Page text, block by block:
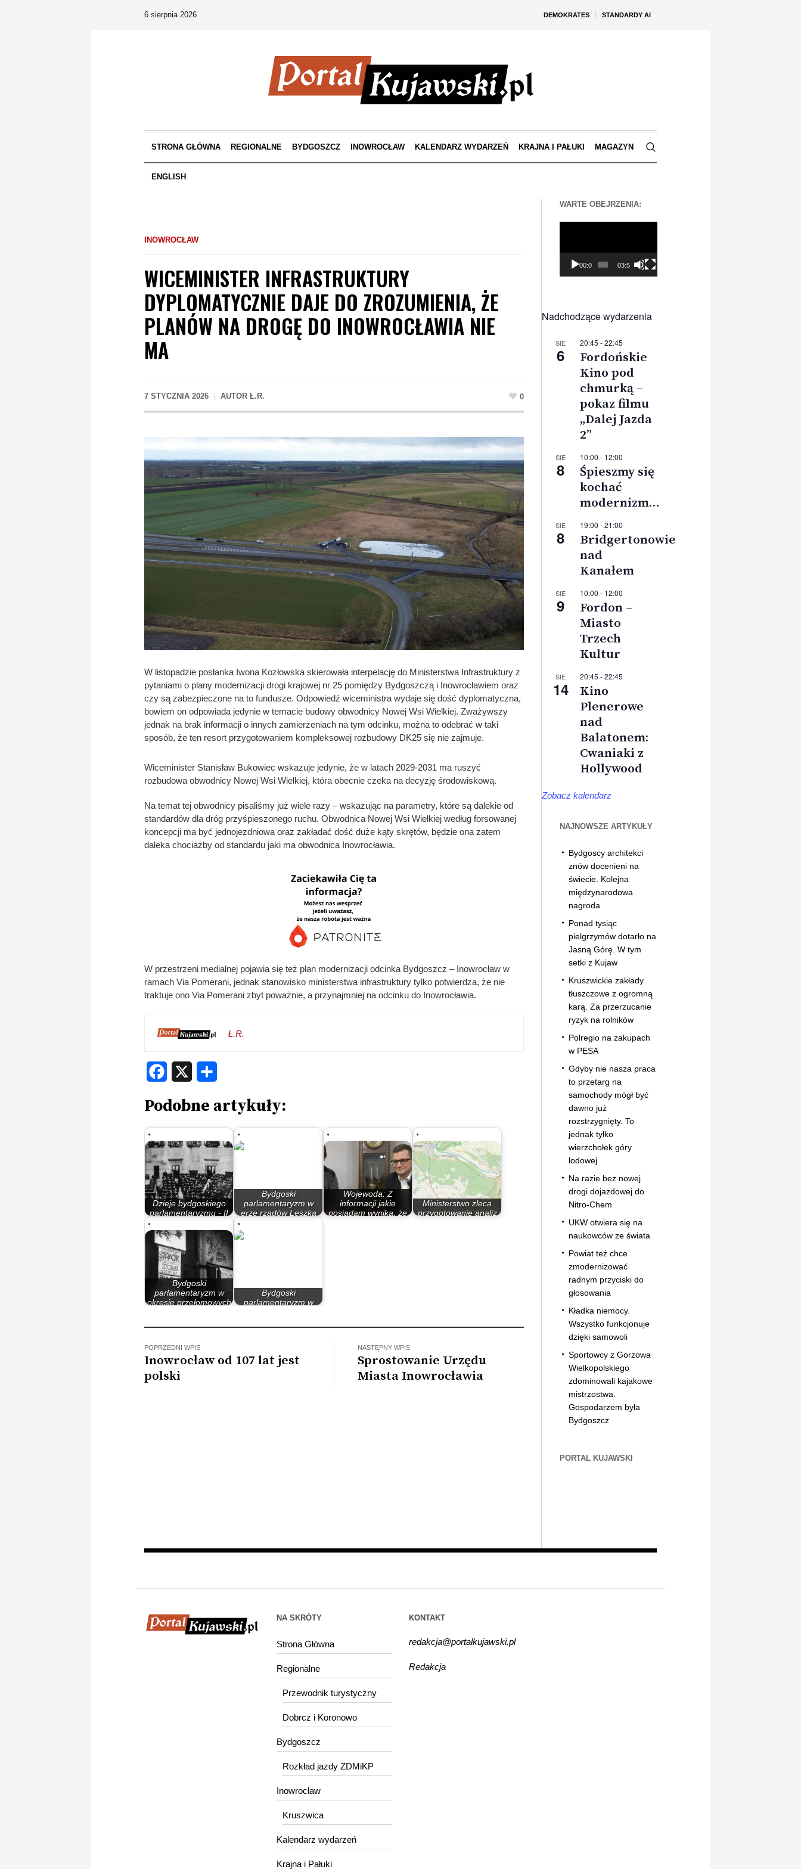
DEMOKRATES STANDARDY AI
6 sierpnia 2026
STRONA GŁÓWNA REGIONALNE BYDGOSZCZ INOWROCŁAW KALENDARZ WYDARZEŃ KRAJNA I PAŁUKI MAGAZYN
ENGLISH
INOWROCŁAW
WICEMINISTER INFRASTRUKTURY
DYPLOMATYCZNIE DAJE DO ZROZUMIENIA, ŻE
PLANÓW NA DROGĘ DO INOWROCŁAWIA NIE
MA
7 STYCZNIA 2026 AUTOR Ł.R. 0
W listopadzie posłanka Iwona Kozłowska skierowała interpelację do Ministerstwa Infrastruktury z
pytaniami o plany modernizacji drogi krajowej nr 25 pomiędzy Bydgoszczą i Inowrocławiem oraz
czy są zabezpieczone na to fundusze. Odpowiedź wiceministra wydaje się dość dyplomatyczna,
bowiem on odpowiada jedynie w temacie budowy obwodnicy Nowej Wsi Wielkiej. Zważywszy
jednak na brak informacji o innych zamierzeniach na tym odcinku, można to odebrać w taki
sposób, że ten resort przygotowaniem kompleksowej rozbudowy DK25 się nie zajmuje.
Wiceminister Stanisław Bukowiec wskazuje jedynie, że w latach 2029-2031 ma ruszyć
rozbudowa obwodnicy Nowej Wsi Wielkiej, która obecnie czeka na decyzję środowiskową.
Na temat tej obwodnicy pisaliśmy już wiele razy – wskazując na parametry, które są dalekie od
standardów dla dróg przyśpieszonego ruchu. Obwodnica Nowej Wsi Wielkiej według forsowanej
koncepcji ma być jednojezdniowa oraz zakładać dość duże kąty skrętów, będzie ona zatem
daleka chociażby od standardu jaki ma obwodnica Inowrocławia.
W przestrzeni medialnej pojawia się też plan modernizacji odcinka Bydgoszcz – Inowrocław w
ramach Via Pomerani, jednak stanowisko ministerstwa infrastruktury tylko potwierdza, że nie
traktuje ono Via Pomerani zbyt poważnie, a przynajmniej na odcinku do Inowrocławia.
Ł.R.
Facebook
Podobne artykuły:
Dzieje bydgoskiego
parlamentaryzmu - II
Bydgoski
parlamentaryzm w
erze rządów Leszka
Wojewoda: Z
informacji jakie
posiadam wynika, że
Ministerstwo zleca
przygotowanie analiz
Bydgoski
parlamentaryzm w
okresie przełomowych
Bydgoski
parlamentaryzm w
POPRZEDNI WPIS
Inowrocław od 107 lat jest
polski
NASTĘPNY WPIS
Sprostowanie Urzędu
Miasta Inowrocławia
WARTE OBEJRZENIA:
00:00 03:56
Nadchodzące wydarzenia
SIE
6
20:45 -22:45
Fordońskie
Kino pod
chmurką –
pokaz filmu
„Dalej Jazda
2”
SIE
8
10:00 - 12:00
Śpieszmy się
kochać
modernizm…
SIE
8
19:00 -21:00
Bridgertonowie
nad
Kanałem
SIE
9
10:00 - 12:00
Fordon –
Miasto
Trzech
Kultur
SIE
14
20:45 -22:45
Kino
Plenerowe
nad
Balatonem:
Cwaniaki z
Hollywood
Zobacz kalendarz
NAJNOWSZE ARTYKUŁY
Bydgoscy architekci
znów docenieni na
świecie. Kolejna
międzynarodowa
nagroda
Ponad tysiąc
pielgrzymów dotarło na
Jasną Górę. W tym
setki z Kujaw
Kruszwickie zakłady
tłuszczowe z ogromną
karą. Za przerzucanie
ryzyk na rolników
Polregio na zakupach
w PESA
Gdyby nie nasza praca
to przetarg na
samochody mógł być
dawno już
rozstrzygnięty. To
jednak tylko
wierzchołek góry
lodowej
Na razie bez nowej
drogi dojazdowej do
Nitro-Chem
UKW otwiera się na
naukowców ze świata
Powiat też chce
zmodernizować
radnym przyciski do
głosowania
Kładka niemocy.
Wszystko funkcjonuje
dzięki samowoli
Sportowcy z Gorzowa
Wielkopolskiego
zdominowali kajakowe
mistrzostwa.
Gospodarzem była
Bydgoszcz
PORTAL KUJAWSKI
NA SKRÓTY
Strona Główna
Regionalne
Przewodnik turystyczny
Dobrcz i Koronowo
Bydgoszcz
Rozkład jazdy ZDMiKP
Inowrocław
Kruszwica
Kalendarz wydarzeń
Krajna i Pałuki
KONTAKT
redakcja@portalkujawski.pl
Redakcja